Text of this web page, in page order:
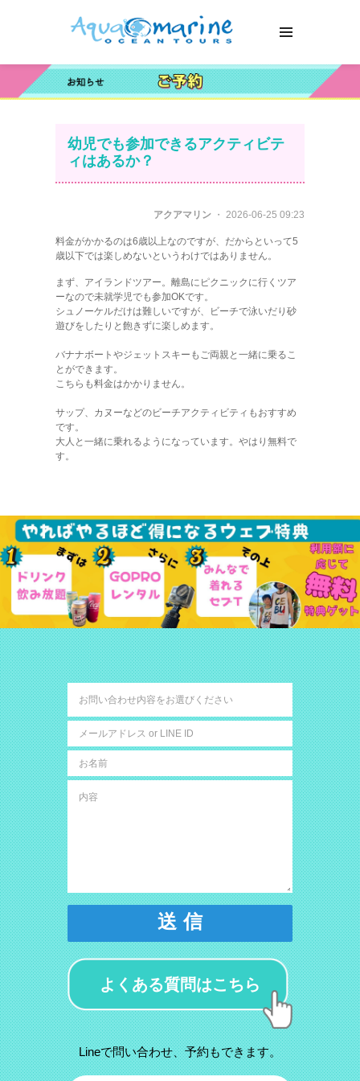
幼児でも参加できるアクティビテ
ィはあるか？
アクアマリン ・ 2026-06-25 09:23
料金がかかるのは6歳以上なのですが、だからといって5
歳以下では楽しめないというわけではありません。
まず、アイランドツアー。離島にピクニックに行くツア
ーなので未就学児でも参加OKです。
シュノーケルだけは難しいですが、ビーチで泳いだり砂
遊びをしたりと飽きずに楽しめます。
バナナボートやジェットスキーもご両親と一緒に乗るこ
とができます。
こちらも料金はかかりません。
サップ、カヌーなどのビーチアクティビティもおすすめ
です。
大人と一緒に乗れるようになっています。やはり無料で
す。
送 信
よくある質問はこちら
Lineで問い合わせ、予約もできます。